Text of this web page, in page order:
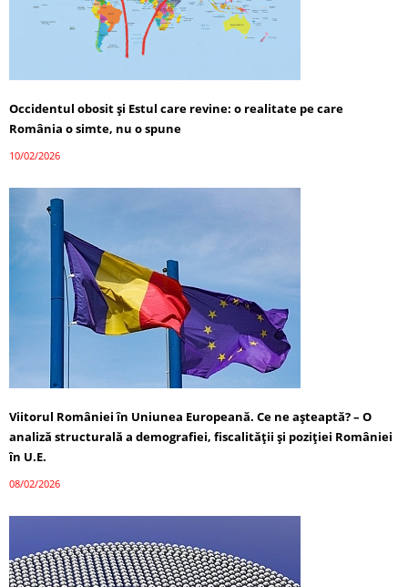
Occidentul obosit și Estul care revine: o realitate pe care
România o simte, nu o spune
10/02/2026
Viitorul României în Uniunea Europeană. Ce ne așteaptă? – O
analiză structurală a demografiei, fiscalității și poziției României
în U.E.
08/02/2026